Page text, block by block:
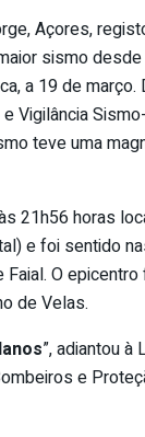
Açores,
sismo
a 19 de março.
Vigilância
teve uma
21h56 horas
e foi sentido
O epicentro
de Velas.
”, adiantou
e